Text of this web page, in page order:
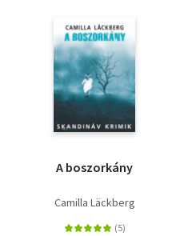
A boszorkány
Camilla Läckberg